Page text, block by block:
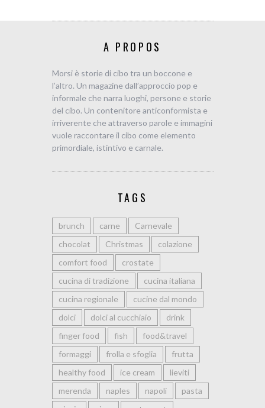
A PROPOS
Morsi è storie di cibo tra un boccone e
l’altro. Un magazine dall’approccio pop e
informale che narra luoghi, persone e storie
del cibo. Un contenitore anticonformista e
irriverente che attraverso parole e immagini
vuole raccontare il cibo come elemento
primordiale, istintivo e carnale.
TAGS
brunch carne
Carnevale
chocolat
Christmas
colazione
comfort food
crostate
cucina di tradizione
cucina italiana
cucina regionale
cucine dal mondo
dolci
dolci al cucchiaio
drink
finger food
fish
food&travel
formaggi
frolla e sfoglia
frutta
healthy food
ice cream
lieviti
merenda
naples napoli
pasta